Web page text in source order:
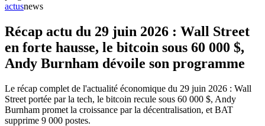
actusnews
Récap actu du 29 juin 2026 : Wall Street
en forte hausse, le bitcoin sous 60 000 $,
Andy Burnham dévoile son programme
Le récap complet de l'actualité économique du 29 juin 2026 : Wall
Street portée par la tech, le bitcoin recule sous 60 000 $, Andy
Burnham promet la croissance par la décentralisation, et BAT
supprime 9 000 postes.